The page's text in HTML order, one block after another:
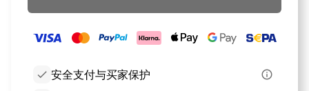
check 安全支付与买家保护
info_outline